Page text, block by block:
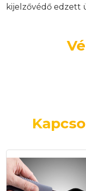
kijelzővédő edzett